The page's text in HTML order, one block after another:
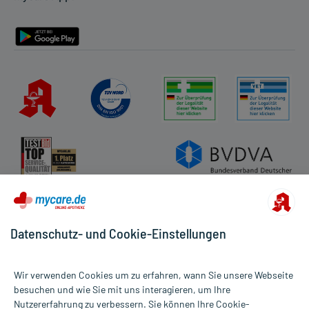
Alle Preise gelten inkl. MwSt., ggf. zzgl. Versandkosten
Datenschutz- und Cookie-Einstellungen
Wir verwenden Cookies um zu erfahren, wann Sie unsere Webseite
besuchen und wie Sie mit uns interagieren, um Ihre
Nutzererfahrung zu verbessern. Sie können Ihre Cookie-